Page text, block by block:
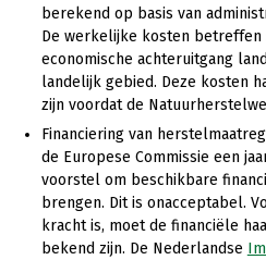
berekend op basis van
De werkelijke kosten betreffen
economische achteruitgang
landelijk gebied. Deze kosten
zijn voordat de
Financiering van
de Europese Commissie een
voorstel om beschikbare
brengen. Dit is onacceptabel.
kracht is, moet de financiële
bekend zijn. De Nederlandse